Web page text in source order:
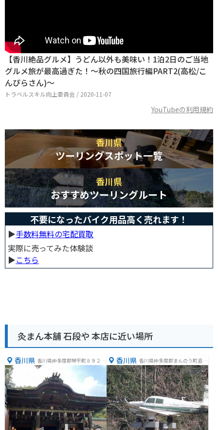
【香川絶品グルメ】うどん以外も美味い！1泊2日のご当地
グルメ旅が最高過ぎた！〜秋の四国旅行編PART2(高松/こ
んぴらさん)〜
トラベルスキル向上委員会 / 2020-11-07
YouTubeの利用規約
香川県
ツーリングスポット一覧
香川県
おすすめツーリングルート
不要になったバイク用品高く売れます！
▶︎手数料無料の宅配買取
実際に売ってみた体験談
▶︎こちら
灸まん本舗 石段や 本店に近い場所
香川県 香川県仲多度郡琴平町８９２
−１
香川県 香川県仲多度郡まんのう町追上
３５８−１